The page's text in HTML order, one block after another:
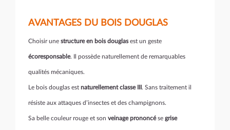
AVANTAGES DU BOIS DOUGLAS
Choisir une structure en bois douglasest un geste
écoresponsable. Il possède naturellement de remarquables
qualités mécaniques.
Le bois douglas est naturellement classe III . Sans traitement il
résiste aux attaques d’insectes et des champignons.
Sa belle couleur rouge et son veinage prononcése grise